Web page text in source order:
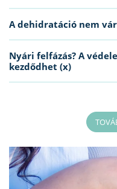
A dehidratáció nem
Nyári felfázás? A
kezdődhet (x)